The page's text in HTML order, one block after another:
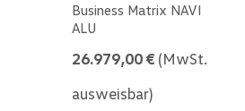
Business Matrix NAVI
ALU
26.979,00 € (MwSt.
ausweisbar)